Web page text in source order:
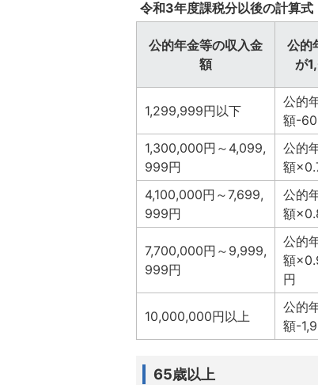
令和3年度課税分以後の計算式
公的年金等の収入金
額
公的
が
1,299,999円以下
公的
額-
1,300,000円～4,099,
999円
公的
額
4,100,000円～7,699,
999円
公的
額
7,700,000円～9,999,
999円
公的
額
円
10,000,000円以上
公的
額-
65歳以上